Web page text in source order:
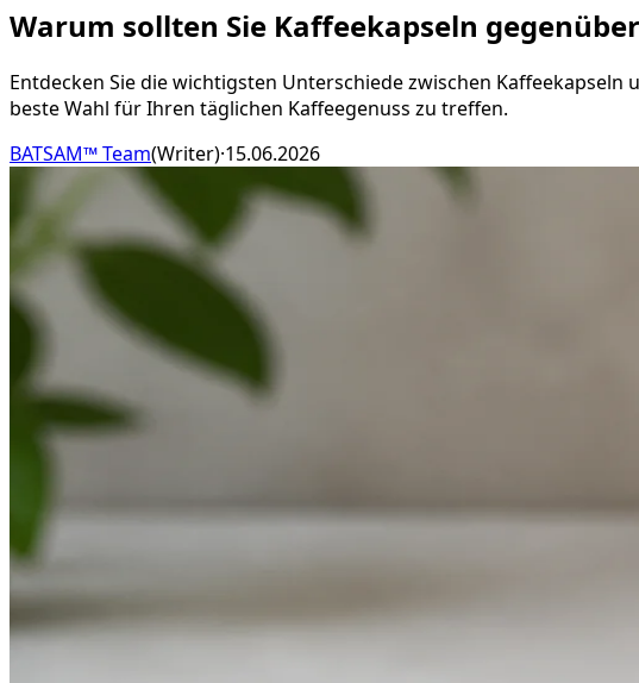
Warum sollten Sie Kaffeekapseln
Entdecken Sie die wichtigsten Unterschiede zwischen
beste Wahl für Ihren täglichen Kaffeegenuss zu treffen.
BATSAM™ Team(Writer)·15.06.2026